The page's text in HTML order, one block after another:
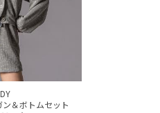
ン＆ボトムセット